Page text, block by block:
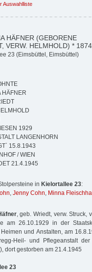
Auswahlliste
HÄFNER (GEBORENE
VERW. HELMHOLD) * 1874
23 (Eimsbüttel, Eimsbüttel)
HÄFNER
1929
LANGENHORN
15.8.1943
/ WIEN
21.4.1945
in Kielortallee 23:
, Jenny Cohn, Minna
, geb. Wriedt, verw. Struck,
am 26.10.1929 in der
und Anstalten, am
Heil- und Pflegeanstalt
dort gestorben am 21.4.1945
23